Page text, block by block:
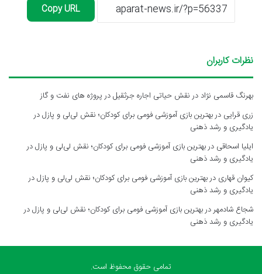
Copy URL
نظرات کاربران
بهرنگ قاسمی نژاد درنقش حیاتی اجاره جرثقیل در پروژه های نفت و گاز
زری قرایی دربهترین بازی آموزشی فومی برای کودکان؛ نقش لی‌لی و پازل در
یادگیری و رشد ذهنی
ایلیا اسحاقی دربهترین بازی آموزشی فومی برای کودکان؛ نقش لی‌لی و پازل در
یادگیری و رشد ذهنی
کیوان قهاری دربهترین بازی آموزشی فومی برای کودکان؛ نقش لی‌لی و پازل در
یادگیری و رشد ذهنی
شجاع شادمهردربهترین بازی آموزشی فومی برای کودکان؛ نقش لی‌لی و پازل در
یادگیری و رشد ذهنی
تمامی حقوق محفوظ است.